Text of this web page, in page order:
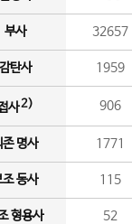
부사 32657
탄사 1959
사2) 906
존 명사 1771
조 동사 115
형용사 52